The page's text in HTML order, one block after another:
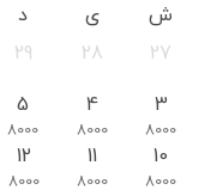
ش ی د
27
28
29
3
8000
4
8000
5
8000
10
8000
11
8000
12
8000